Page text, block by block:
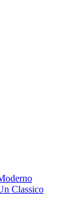
Classico